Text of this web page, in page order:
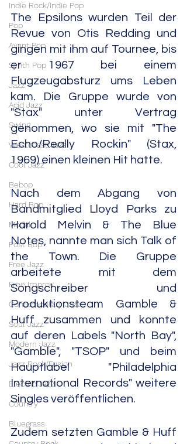
Indie Rock/Indie Pop
Pop
Avant Pop
Synth Pop
Jazz
Acid Jazz
Swing
Westcoast Jazz
Cool Jazz
Bebop
Hard Bop
Modal
Post Bop
Free Jazz
Free Improv
Contemporary Jazz
Soul Jazz
Modern Jazz
Jazz Rock/Fusion
Electric Jazz
Country
Bluegrass
The Epsilons wurden Teil der
Revue von Otis Redding und
gingen mit ihm auf Tournee, bis
er 1967 bei einem
Flugzeugabsturz ums Leben
kam. Die Gruppe wurde von
"Stax" unter Vertrag
genommen, wo sie mit "The
Echo/Really Rockin" (Stax,
1969) einen kleinen Hit hatte.
Nach dem Abgang von
Bandmitglied Lloyd Parks zu
Harold Melvin & The Blue
Notes, nannte man sich Talk of
the Town. Die Gruppe
arbeitete mit dem
Songschreiber und
Produktionsteam Gamble &
Huff zusammen und konnte
auf deren Labels "North Bay",
"Gamble", "TSOP" und beim
Hauptlabel "Philadelphia
International Records" weitere
Singles veröffentlichen.
Zudem setzten Gamble & Huff